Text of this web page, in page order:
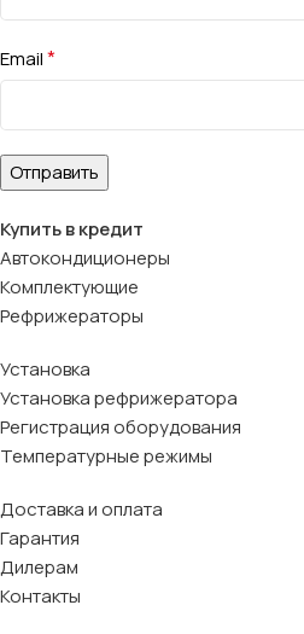
Email*
Купить в кредит
Автокондиционеры
Комплектующие
Рефрижераторы
Установка
Установка рефрижератора
Регистрация оборудования
Температурные режимы
Доставка и оплата
Гарантия
Дилерам
Контакты